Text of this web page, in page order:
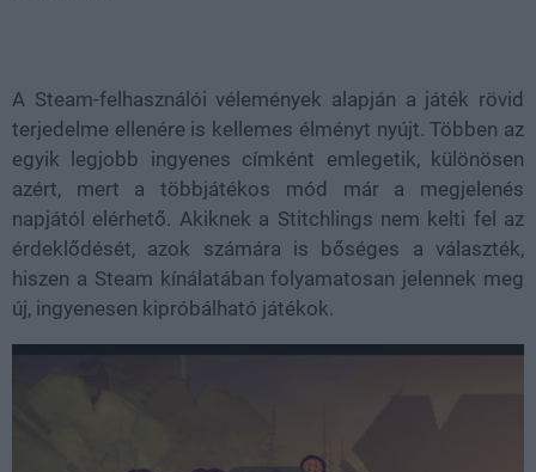
A Steam-felhasználói vélemények alapján a játék rövid
terjedelme ellenére is kellemes élményt nyújt. Többen az
egyik legjobb ingyenes címként emlegetik, különösen
azért, mert a többjátékos mód már a megjelenés
napjától elérhető. Akiknek a Stitchlings nem kelti fel az
érdeklődését, azok számára is bőséges a választék,
hiszen a Steam kínálatában folyamatosan jelennek meg
új, ingyenesen kipróbálható játékok.